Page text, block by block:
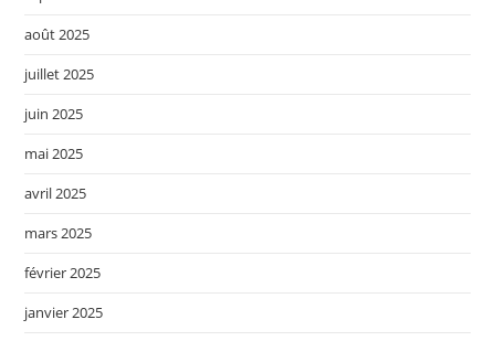
août 2025
juillet 2025
juin 2025
mai 2025
avril 2025
mars 2025
février 2025
janvier 2025